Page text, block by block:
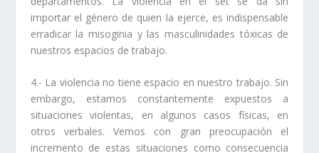
importar el género de quien la ejerce, es indispensable
erradicar la misoginia y las masculinidades tóxicas de
nuestros espacios de trabajo.
4.- La violencia no tiene espacio en nuestro trabajo. Sin
embargo, estamos constantemente expuestos a
situaciones violentas, en algunos casos físicas, en
otros verbales. Vemos con gran preocupación el
incremento de estas situaciones como consecuencia